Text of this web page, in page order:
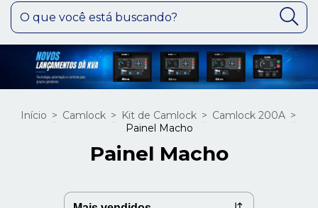
Início > Camlock > Kit de Camlock > Camlock 200A >
Painel Macho
Painel Macho